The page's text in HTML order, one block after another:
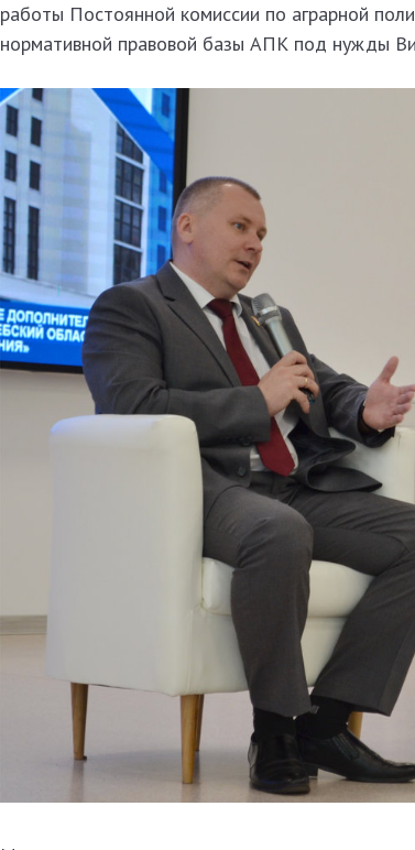
работы Постоянной комиссии по аграрной
нормативной правовой базы АПК под нужды